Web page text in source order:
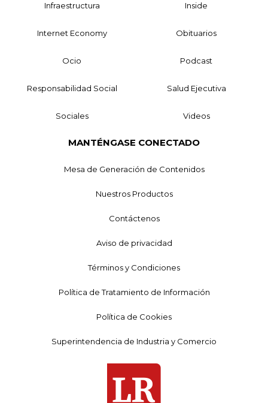
Infraestructura Inside
Internet Economy Obituarios
Ocio Podcast
Responsabilidad Social Salud Ejecutiva
Sociales Videos
MANTÉNGASE CONECTADO
Mesa de Generación de Contenidos
Nuestros Productos
Contáctenos
Aviso de privacidad
Términos y Condiciones
Política de Tratamiento de Información
Política de Cookies
Superintendencia de Industria y Comercio